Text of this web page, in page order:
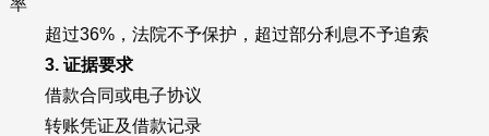
超过36%，法院不予保护，超过部分利息不予追索
3. 证据要求
借款合同或电子协议
转账凭证及借款记录